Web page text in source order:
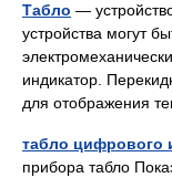
Табло —
устройства могут
индикатор.
для отображения
табло цифрового
прибора табло